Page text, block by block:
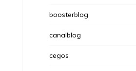
boosterblog
canalblog
cegos